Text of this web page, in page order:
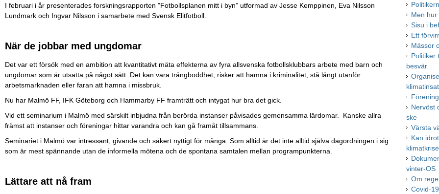
I februari i år presenterades forskningsrapporten ”Fotbollsplanen mitt i byn” utformad av Jesse Kemppinen, Eva Nilsson
Lundmark och Ingvar Nilsson i samarbete med Svensk Elitfotboll.
När de jobbar med ungdomar
Det var ett försök med en ambition att kvantitativt mäta effekterna av fyra allsvenska fotbollsklubbars arbete med barn och
ungdomar som är utsatta på något sätt. Det kan vara trångboddhet, risker att hamna i kriminalitet, stå långt utanför
arbetsmarknaden eller faran att hamna i missbruk.
Nu har Malmö FF, IFK Göteborg och Hammarby FF framträtt och intygat hur bra det gick.
Vid ett seminarium i Malmö med särskilt inbjudna från berörda instanser påvisades gemensamma lärdomar. Kanske allra
främst att instanser och föreningar hittar varandra och kan gå framåt tillsammans.
Seminariet i Malmö var intressant, givande och säkert nyttigt för många. Som alltid är det inte alltid själva dagordningen i sig
som är mest spännande utan de informella mötena och de spontana samtalen mellan programpunkterna.
Lättare att nå fram
Men
Sisu i
Ett
Mässor
Politiker
besvär
Nervöst
ske
Värsta
Kan
vinter-OS
Om
Covid-